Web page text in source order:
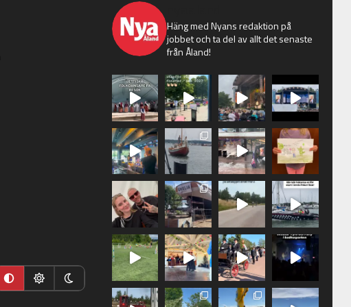
Häng med Nyans redaktion på
jobbet och ta del av allt det senaste
från Åland!